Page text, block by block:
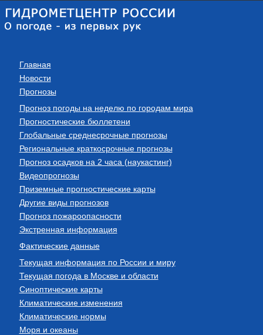
Главная
Новости
Прогнозы
Прогноз погоды на неделю по городам мира
Прогностические бюллетени
Глобальные среднесрочные прогнозы
Региональные краткосрочные прогнозы
Прогноз осадков на 2 часа (наукастинг)
Видеопрогнозы
Приземные прогностические карты
Другие виды прогнозов
Прогноз пожароопасности
Экстренная информация
Фактические данные
Текущая информация по России и миру
Текущая погода в Москве и области
Синоптические карты
Климатические изменения
Климатические нормы
Моря и океаны